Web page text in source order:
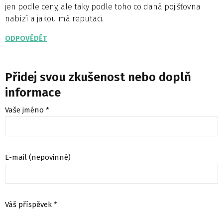
jen podle ceny, ale taky podle toho co daná pojišťovna
nabízí a jakou má reputaci.
ODPOVĚDĚT
Přidej svou zkušenost nebo doplň
informace
Vaše jméno *
E-mail (nepovinné)
Váš příspěvek *